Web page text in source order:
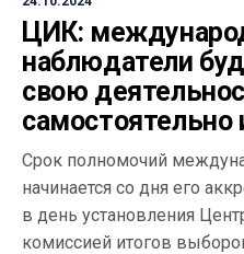
ЦИК:
наблюдатели
свою
самостоятельно
Срок полномочий
начинается со дня его
в день установления
комиссией итогов